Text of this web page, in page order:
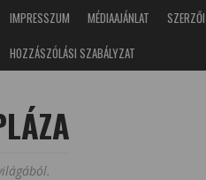
IMPRESSZUM MÉDIAAJÁNLAT
HOZZÁSZÓLÁSI SZABÁLYZAT